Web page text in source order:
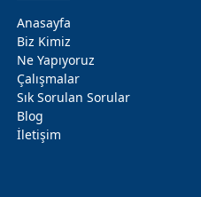
Anasayfa
Biz Kimiz
Ne Yapıyoruz
Çalışmalar
Sık Sorulan Sorular
Blog
İletişim